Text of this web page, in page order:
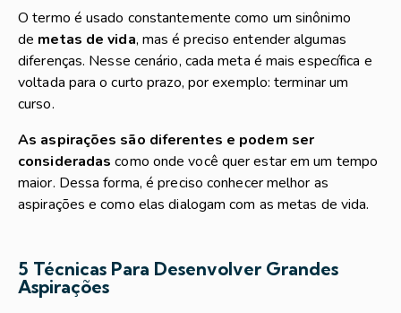
O termo é usado constantemente como um sinônimo
de metas de vida, mas é preciso entender algumas
diferenças. Nesse cenário, cada meta é mais específica e
voltada para o curto prazo, por exemplo: terminar um
curso.
As aspirações são diferentes e podem ser
consideradascomo onde você quer estar em um tempo
maior. Dessa forma, é preciso conhecer melhor as
aspirações e como elas dialogam com as metas de vida.
5 Técnicas Para Desenvolver Grandes
Aspirações